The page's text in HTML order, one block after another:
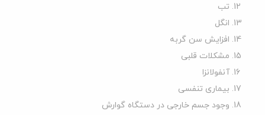
تب
انگل
افزایش سن گربه
مشکلات قلبی
آنفولانزا
بیماری تنفسی
وجود جسم خارجی در دستگاه گوارش